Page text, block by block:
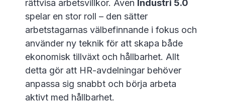
rättvisa arbetsvillkor. Även Industri 5.0
spelar en stor roll – den sätter
arbetstagarnas välbefinnande i fokus och
använder ny teknik för att skapa både
ekonomisk tillväxt och hållbarhet. Allt
detta gör att HR-avdelningar behöver
anpassa sig snabbt och börja arbeta
aktivt med hållbarhet.